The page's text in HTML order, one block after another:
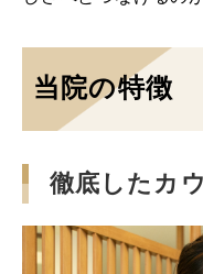
当院の特徴
徹底したカ